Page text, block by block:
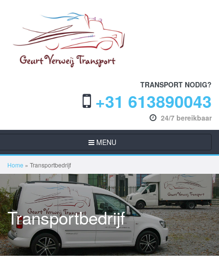
TRANSPORT NODIG?
+31 613890043
24/7 bereikbaar
MENU
Home » Transportbedrijf
Transportbedrijf